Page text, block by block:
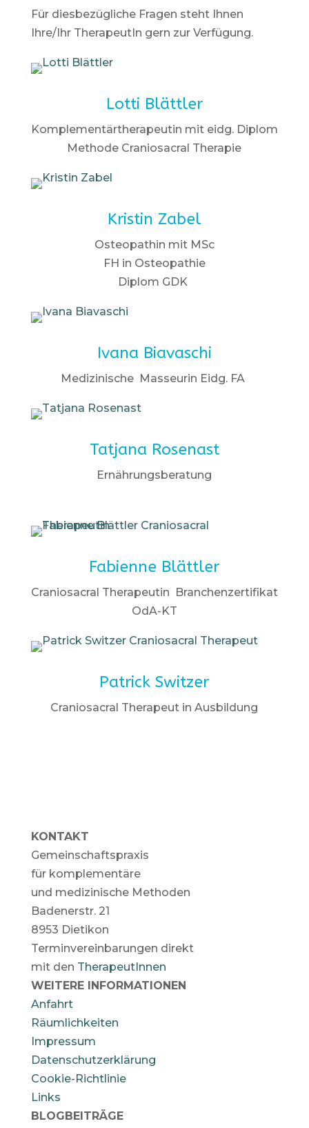
Für diesbezügliche Fragen steht Ihnen
Ihre/Ihr TherapeutIn gern zur Verfügung.
Lotti Blättler
Komplementärtherapeutin mit eidg. Diplom
Methode Craniosacral Therapie
Kristin Zabel
Osteopathin mit MSc
FH in Osteopathie
Diplom GDK
Ivana Biavaschi
Medizinische Masseurin Eidg. FA
Tatjana Rosenast
Ernährungsberatung
Fabienne Blättler
Craniosacral Therapeutin Branchenzertifikat
OdA-KT
Patrick Switzer
Craniosacral Therapeut in Ausbildung
KONTAKT
Gemeinschaftspraxis
für komplementäre
und medizinische Methoden
Badenerstr. 21
8953 Dietikon
Terminvereinbarungen direkt
mit den TherapeutInnen
WEITERE INFORMATIONEN
Anfahrt
Räumlichkeiten
Impressum
Datenschutzerklärung
Cookie-Richtlinie
Links
BLOGBEITRÄGE